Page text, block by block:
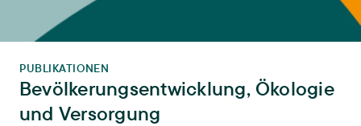
PUBLIKATIONEN
Bevölkerungsentwicklung, Ökologie
und Versorgung